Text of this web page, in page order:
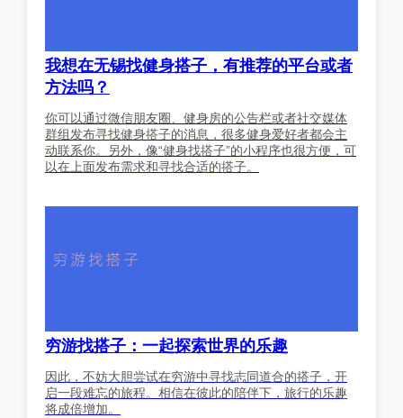
我想在无锡找健身搭子，有推荐的平台或者
方法吗？
你可以通过微信朋友圈、健身房的公告栏或者社交媒体
群组发布寻找健身搭子的消息，很多健身爱好者都会主
动联系你。另外，像“健身找搭子”的小程序也很方便，可
以在上面发布需求和寻找合适的搭子。
穷游找搭子：一起探索世界的乐趣
因此，不妨大胆尝试在穷游中寻找志同道合的搭子，开
启一段难忘的旅程。相信在彼此的陪伴下，旅行的乐趣
将成倍增加。